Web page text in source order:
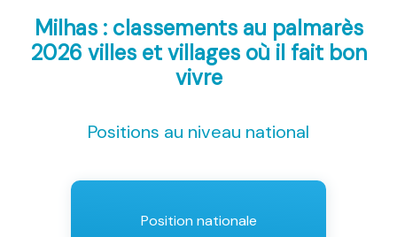
Milhas : classements au palmarès
2026 villes et villages où il fait bon
vivre
Positions au niveau national
Position nationale